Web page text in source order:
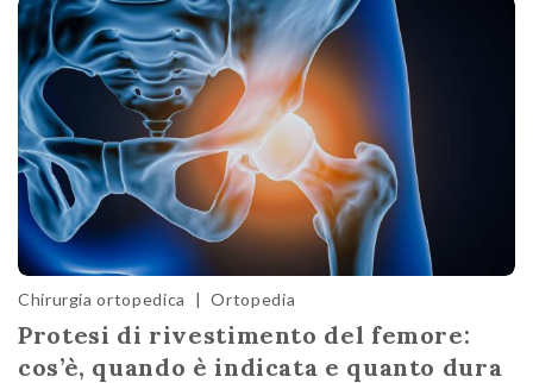
Chirurgia ortopedica | Ortopedia
Protesi di rivestimento del femore:
cos’è, quando è indicata e quanto dura